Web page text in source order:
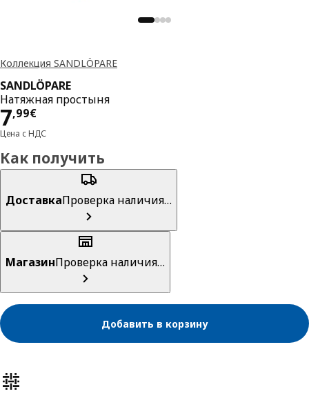
Коллекция SANDLÖPARE
SANDLÖPARE
Натяжная простыня
7,99€
Цена 7,99€
Цена с НДС
Как получить
ДоставкаПроверка наличия…
МагазинПроверка наличия…
Добавить в корзину
Характеристики товара